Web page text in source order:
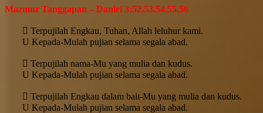
Mazmur Tanggapan – Daniel 3:52.53.54.55.56
 Terpujilah Engkau, Tuhan, Allah leluhur kami.
U Kepada-Mulah pujian selama segala abad.
 Terpujilah nama-Mu yang mulia dan kudus.
U Kepada-Mulah pujian selama segala abad.
 Terpujilah Engkau dalam bait-Mu yang mulia dan kudus.
U Kepada-Mulah pujian selama segala abad.